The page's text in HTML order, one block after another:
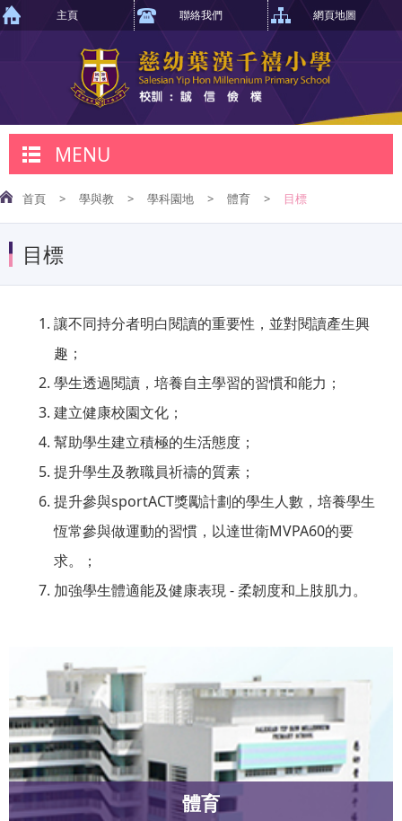
主頁 聯絡我們 網頁地圖
MENU
首頁 > 學與教 > 學科園地 > 體育 > 目標
目標
讓不同持分者明白閱讀的重要性，並對閱讀產生興
趣；
學生透過閱讀，培養自主學習的習慣和能力；
建立健康校園文化；
幫助學生建立積極的生活態度；
提升學生及教職員祈禱的質素；
提升參與sportACT獎勵計劃的學生人數，培養學生
恆常參與做運動的習慣，以達世衛MVPA60的要
求。；
加強學生體適能及健康表現 - 柔韌度和上肢肌力。
體育